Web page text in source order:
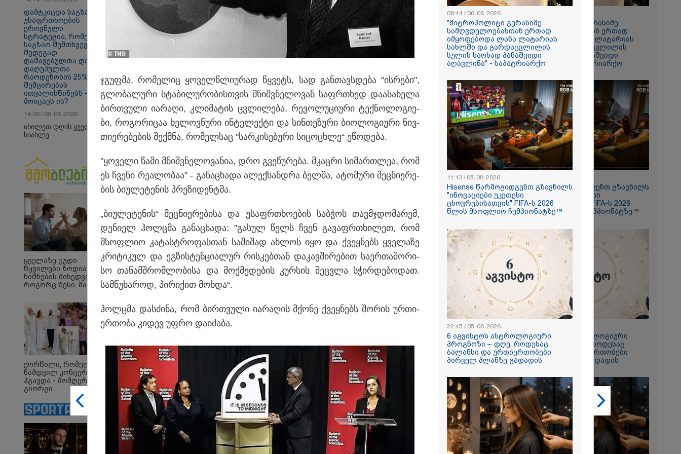
თბილისი - რომი 1513.80
Faceამბები
10:58 / 06-08-2026
"დადგება დრო და თქვენი
დღევანდელი "პოსტაობა"
საკუთარ თავთან
შეგარცხვენთ... თქვენი
დანაშაულის ტოლფასი" -
ეკა კუპატაძე ნანუკა
ჟორჟოლიანს
09:33 / 05-08-2026
თვითნებურად ცხოვრობს
ადამიანი, რომელიც
ზვიადის ანდერძში ერთი
სიტყვითაც კი არ არის
მოხსენიებული" - ანა
ჯაბაური
09:32 / 05-08-2026
"4 დღე უწყლოდ და
უპუროდ გაატარეს, მათ
სიცოცხლე დავუბრუნეთ" -
ქართველი მეზღვაური
წერს, რომ 36 მიგრანტი,
გოგონა გადაარჩინა
12:20 / 04-08-2026
"როცა კანონიკიდან
გამომდინარე,
მართებულად მიგვაჩნია,
რომ ადამიანის გასვენება
ტაძრიდან არ მოხდეს, ეს
მგლოვიარეს ისეთი
16:02 / 03-08-2026
"15 წლის წინ ჩადენილი
დანაშაული, 5-ჯერ
შეცვლილი მოსამართლე,
4-ჯერ თავიდან
დაწყებული საქმე...
"მიტროპოლიტი გერასიმე
სამღვდელოებასთან ერთად
იმყოფებოდა ლანა ლატარიას
სახლში და გარდაცვლილის
სულის საოხად პანაშვიდი
აღავლინა" - საპატრიარქო
Hisense წარმოგიდგენთ გზავნილს
"ინოვაციები უკეთესი
ცხოვრებისათვის" FIFA-ს 2026
წლის მსოფლიო ჩემპიონატზე™
6 აგვისტოს ასტროლოგიური
პროგნოზი – დღე, როდესაც
ბალანსი და ურთიერთობები
პირველ პლანზე გადადის
დამტკიცდა საგზაო
უსაფრთხოების
ეროვნული
სტრატეგია, რომელიც
საგზაო შემთხვევების
შედეგად
დაშავებულთა და
დაღუპულთა
რაოდენობის 25%-ით
შემცირებას
ითვალისწინებს - რას
მოიცავს ის?
14:09 / 06-08-2026
იხილეთ დღის ყველა
სიახლე
ყველაზე ცუდი
წყვილები ზოდიაქოს
ნიშნების მიხედვით -
როგორც წესი, მათ არ
ურთიერთობა
ქორწილი, რომელიც
ნამდვილ კონცერტს
ჰგავდა - მომღერალი
გიორგი
დაქორწინდა (ვიდეო)
ჯგუფ­მა, რო­მე­ლიც ყო­ველ­წლი­უ­რად წყვეტს, სად გან­თავ­სდე­ბა "ის­რე­ბი",
გლო­ბა­ლუ­რი სტა­ბი­ლუ­რო­ბის­თვის მნიშ­ვნე­ლო­ვან საფრ­თხედ და­ა­სა­ხე­ლა
ბირ­თვუ­ლი ია­რა­ღი, კლი­მა­ტის ცვლი­ლე­ბა, რე­ვო­ლუ­ცი­უ­რი ტექ­ნო­ლო­გი­ე­
ბი, რო­გო­რი­ცაა ხე­ლოვ­ნუ­რი ინ­ტე­ლექ­ტი და სინ­თე­ზუ­რი ბი­ო­ლო­გი­უ­რი ნივ­
თი­ე­რე­ბე­ბის შექ­მნა, რო­მელ­საც "სარ­კი­სე­ბუ­რი სი­ცო­ცხლე“ ეწო­დე­ბა.
"ყო­ვე­ლი წამი მნიშ­ვნე­ლო­ვა­ნია, დრო გვე­წუ­რე­ბა. მკაც­რი სი­მარ­თლეა, რომ
ეს ჩვე­ნი რე­ა­ლო­ბაა" - გა­ნა­ცხა­და ალექ­სან­დრა ბელ­მა, ატო­მუ­რი მეც­ნი­ე­რე­
ბის ბი­უ­ლე­ტე­ნის პრე­ზი­დენ­ტმა.
„ბი­უ­ლე­ტე­ნის“ მეც­ნი­ე­რე­ბი­სა და უსაფრ­თხო­ე­ბის საბ­ჭოს თავ­მჯდო­მა­რემ,
დე­ნი­ელ ჰოლცმა გა­ნა­ცხა­და: "გა­სულ წელს ჩვენ გა­ვაფრ­თხი­ლეთ, რომ
მსოფ­ლიო კა­ტას­ტრო­ფას­თან სა­ში­შად ახ­ლოს იყო და ქვეყ­ნებს ყვე­ლა­ზე
კრი­ტი­კულ და ეგ­ზის­ტენ­ცი­ა­ლურ რის­კებ­თან და­კავ­ში­რე­ბით სა­ერ­თა­შო­რი­
სო თა­ნამ­შრომ­ლო­ბი­სა და მოქ­მე­დე­ბის კურ­სის შეც­ვლა სჭირ­დე­ბო­დათ.
სამ­წუ­ხა­როდ, პი­რი­ქით მოხ­და“.
ჰოლცმა დას­ძი­ნა, რომ ბირ­თვუ­ლი ია­რა­ღის მქო­ნე ქვეყ­ნებს შო­რის ურ­თი­
ერ­თო­ბა კი­დევ უფრო და­ი­ძა­ბა.
08:44 / 06-08-2026
"მიტროპოლიტი გერასიმე
სამღვდელოებასთან ერთად
იმყოფებოდა ლანა ლატარიას
სახლში და გარდაცვლილის
სულის საოხად პანაშვიდი
აღავლინა" - საპატრიარქო
11:13 / 05-08-2026
Hisense წარმოგიდგენთ გზავნილს
"ინოვაციები უკეთესი
ცხოვრებისათვის" FIFA-ს 2026
წლის მსოფლიო ჩემპიონატზე™
22:45 / 05-08-2026
6 აგვისტოს ასტროლოგიური
პროგნოზი – დღე, როდესაც
ბალანსი და ურთიერთობები
პირველ პლანზე გადადის